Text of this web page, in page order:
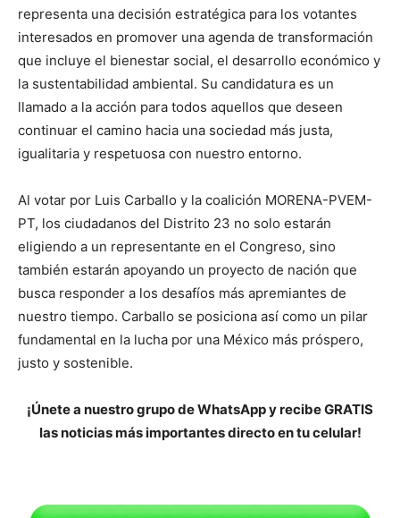
representa una decisión estratégica para los votantes
interesados en promover una agenda de transformación
que incluye el bienestar social, el desarrollo económico y
la sustentabilidad ambiental. Su candidatura es un
llamado a la acción para todos aquellos que deseen
continuar el camino hacia una sociedad más justa,
igualitaria y respetuosa con nuestro entorno.
Al votar por Luis Carballo y la coalición MORENA-PVEM-
PT, los ciudadanos del Distrito 23 no solo estarán
eligiendo a un representante en el Congreso, sino
también estarán apoyando un proyecto de nación que
busca responder a los desafíos más apremiantes de
nuestro tiempo. Carballo se posiciona así como un pilar
fundamental en la lucha por una México más próspero,
justo y sostenible.
¡Únete a nuestro grupo de WhatsApp y recibe GRATIS
las noticias más importantes directo en tu celular!